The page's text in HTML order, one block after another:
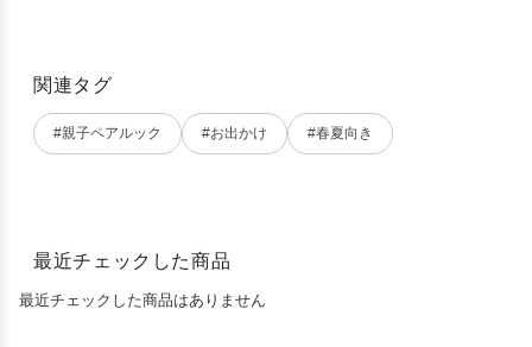
関連タグ
#親子ペアルック #お出かけ #春夏向き
最近チェックした商品
最近チェックした商品はありません